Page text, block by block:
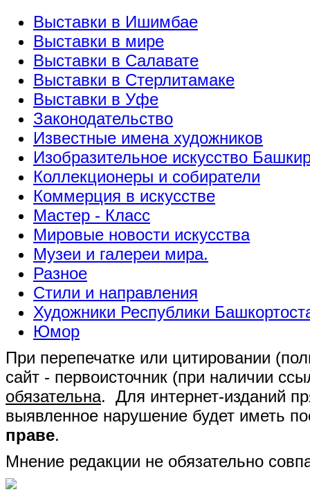
Выставки в Ишимбае
Выставки в мире
Выставки в Салавате
Выставки в Стерлитамаке
Выставки в Уфе
Законодательство
Известные имена художников
Изобразительное искусство
Коллекционеры и собиратели
Коммерция в искусстве
Мастер - Класс
Мировые новости искусства
Музеи и галереи мира.
Разное
Стили и направления
Художники Республики
Юмор
При перепечатке или цитировании
сайт - первоисточник (при наличии
обязательна. Для интернет-изданий
выявленное нарушение будет иметь
праве.
Мнение редакции не обязательно